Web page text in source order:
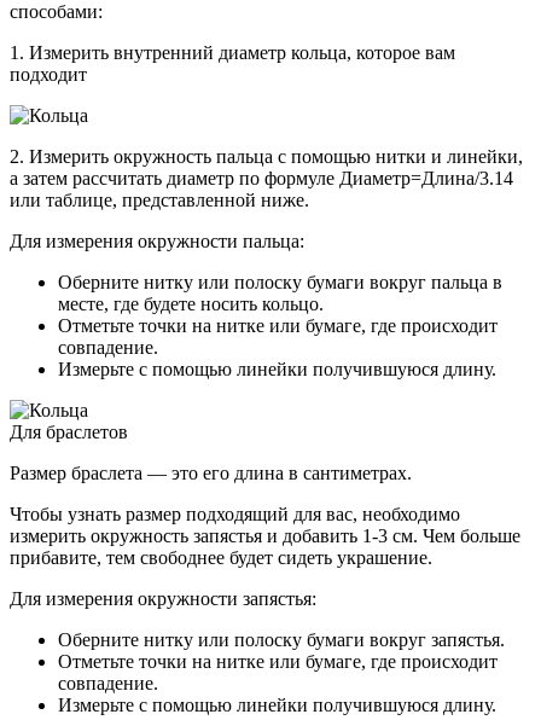
способами:
1. Измерить внутренний диаметр кольца, которое вам
подходит
2. Измерить окружность пальца с помощью нитки и линейки,
а затем рассчитать диаметр по формуле Диаметр=Длина/3.14
или таблице, представленной ниже.
Для измерения окружности пальца:
Оберните нитку или полоску бумаги вокруг пальца в
месте, где будете носить кольцо.
Отметьте точки на нитке или бумаге, где происходит
совпадение.
Измерьте с помощью линейки получившуюся длину.
Для браслетов
Размер браслета — это его длина в сантиметрах.
Чтобы узнать размер подходящий для вас, необходимо
измерить окружность запястья и добавить 1-3 см. Чем больше
прибавите, тем свободнее будет сидеть украшение.
Для измерения окружности запястья:
Оберните нитку или полоску бумаги вокруг запястья.
Отметьте точки на нитке или бумаге, где происходит
совпадение.
Измерьте с помощью линейки получившуюся длину.